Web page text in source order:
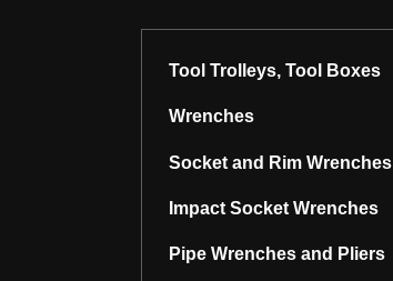
Tool Trolleys, Tool Boxes
Wrenches
Socket and Rim Wrenches
Impact Socket Wrenches
Pipe Wrenches and Pliers